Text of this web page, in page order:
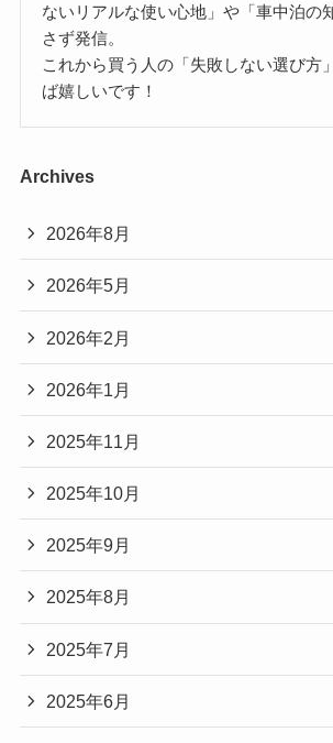
ないリアルな使い心地」や「車中泊の
さず発信。
これから買う人の「失敗しない選び方
ば嬉しいです！
Archives
2026年8月
2026年5月
2026年2月
2026年1月
2025年11月
2025年10月
2025年9月
2025年8月
2025年7月
2025年6月